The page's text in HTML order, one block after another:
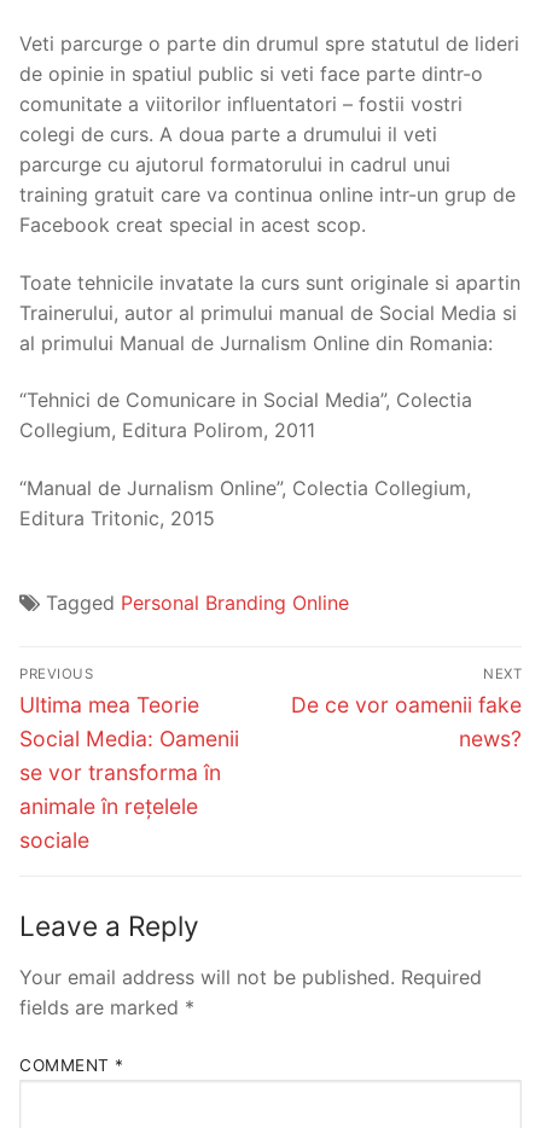
Veti parcurge o parte din drumul spre statutul de lideri
de opinie in spatiul public si veti face parte dintr-o
comunitate a viitorilor influentatori – fostii vostri
colegi de curs. A doua parte a drumului il veti
parcurge cu ajutorul formatorului in cadrul unui
training gratuit care va continua online intr-un grup de
Facebook creat special in acest scop.
Toate tehnicile invatate la curs sunt originale si apartin
Trainerului, autor al primului manual de Social Media si
al primului Manual de Jurnalism Online din Romania:
“Tehnici de Comunicare in Social Media”, Colectia
Collegium, Editura Polirom, 2011
“Manual de Jurnalism Online”, Colectia Collegium,
Editura Tritonic, 2015
Tagged Personal Branding Online
Post
navigation
PREVIOUS
Previous
post:
Ultima mea Teorie
Social Media: Oamenii
se vor transforma în
animale în rețelele
sociale
NEXT
Next
De ce vor oamenii fake
news?
Leave a Reply
Your email address will not be published. Required
fields are marked *
COMMENT *